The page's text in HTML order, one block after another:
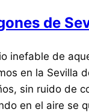
de
inefable de
en la Sevilla
sin ruido de
en el aire se